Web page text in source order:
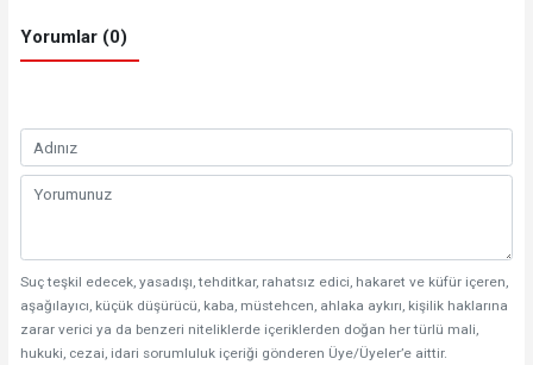
Yorumlar (0)
Suç teşkil edecek, yasadışı, tehditkar, rahatsız edici, hakaret ve küfür içeren,
aşağılayıcı, küçük düşürücü, kaba, müstehcen, ahlaka aykırı, kişilik haklarına
zarar verici ya da benzeri niteliklerde içeriklerden doğan her türlü mali,
hukuki, cezai, idari sorumluluk içeriği gönderen Üye/Üyeler’e aittir.